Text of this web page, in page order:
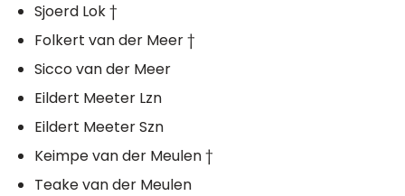
Sjoerd Lok †
Folkert van der Meer †
Sicco van der Meer
Eildert Meeter Lzn
Eildert Meeter Szn
Keimpe van der Meulen †
Teake van der Meulen